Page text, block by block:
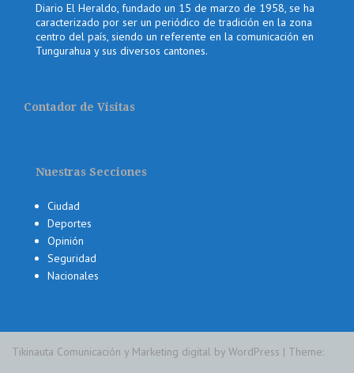
Diario El Heraldo, fundado un 15 de marzo de 1958, se ha
caracterizado por ser un periódico de tradición en la zona
centro del país, siendo un referente en la comunicación en
Tungurahua y sus diversos cantones.
Contador de Visitas
Nuestras Secciones
Ciudad
Deportes
Opinión
Seguridad
Nacionales
Tikinauta Comunicación y Marketing digital by WordPress | Theme: